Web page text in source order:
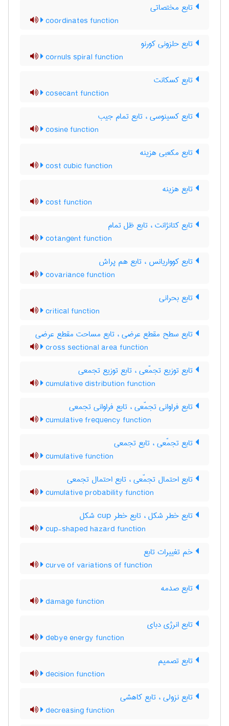
تابع مختصاتی
coordinates function
تابع حلزونی کورنو
cornuls spiral function
تابع کسکانت
cosecant function
تابع کسینوسی ، تابع تمام جیب
cosine function
تابع مکعبی هزینه
cost cubic function
تابع هزینه
cost function
تابع کتانژانت ، تابع ظل تمام
cotangent function
تابع کوواریانس ، تابع هم پراش
covariance function
تابع بحرانی
critical function
تابع سطح مقطع عرضی ، تابع مساحت مقطع عرضی
cross sectional area function
تابع توزیع تجمّعی ، تابع توزیع تجمعی
cumulative distribution function
تابع فراوانی تجمّعی ، تابع فراوانی تجمعی
cumulative frequency function
تابع تجمّعی ، تابع تجمعی
cumulative function
تابع احتمال تجمّعی ، تابع احتمال تجمعی
cumulative probability function
تابع خطر شکل ، تابع خطر ‌c‌u‌p شکل
cup-shaped hazard function
خم تغییرات تابع
curve of variations of function
تابع صدمه
damage function
تابع انرژی دبای
debye energy function
تابع تصمیم
decision function
تابع نزولی ، تابع کاهشی
decreasing function